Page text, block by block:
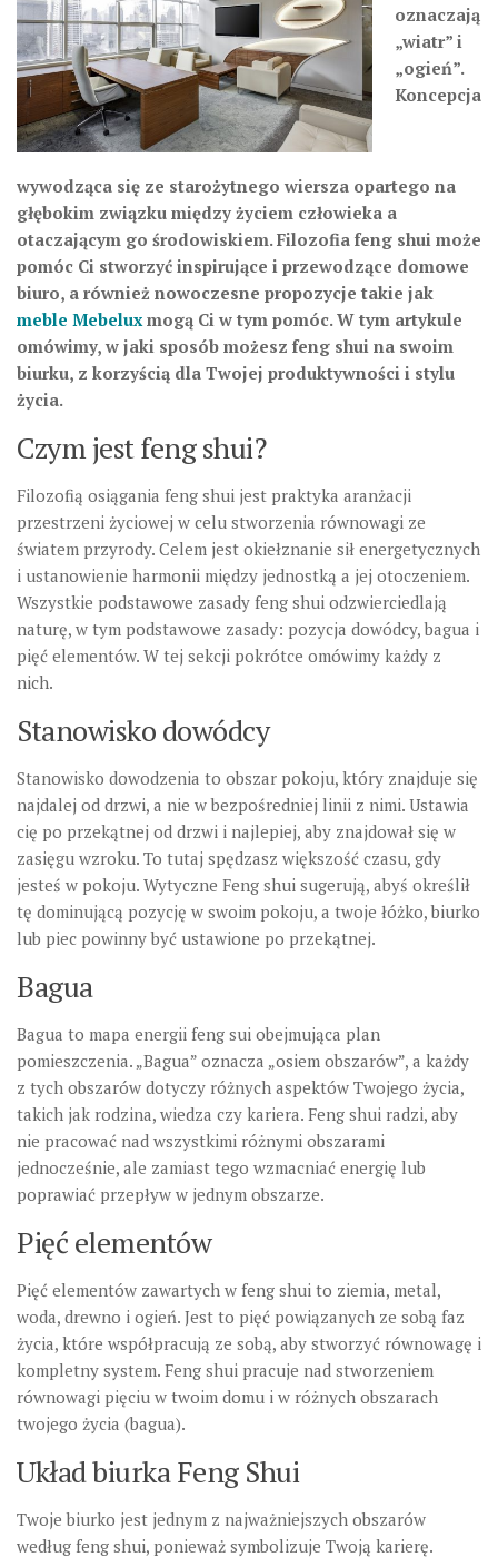
oznaczają
„wiatr” i
„ogień”.
Koncepcja
wywodząca się ze starożytnego wiersza opartego na
głębokim związku między życiem człowieka a
otaczającym go środowiskiem. Filozofia feng shui może
pomóc Ci stworzyć inspirujące i przewodzące domowe
biuro, a również nowoczesne propozycje takie jak
meble Mebelux mogą Ci w tym pomóc. W tym artykule
omówimy, w jaki sposób możesz feng shui na swoim
biurku, z korzyścią dla Twojej produktywności i stylu
życia.
Czym jest feng shui?
Filozofią osiągania feng shui jest praktyka aranżacji
przestrzeni życiowej w celu stworzenia równowagi ze
światem przyrody. Celem jest okiełznanie sił energetycznych
i ustanowienie harmonii między jednostką a jej otoczeniem.
Wszystkie podstawowe zasady feng shui odzwierciedlają
naturę, w tym podstawowe zasady: pozycja dowódcy, bagua i
pięć elementów. W tej sekcji pokrótce omówimy każdy z
nich.
Stanowisko dowódcy
Stanowisko dowodzenia to obszar pokoju, który znajduje się
najdalej od drzwi, a nie w bezpośredniej linii z nimi. Ustawia
cię po przekątnej od drzwi i najlepiej, aby znajdował się w
zasięgu wzroku. To tutaj spędzasz większość czasu, gdy
jesteś w pokoju. Wytyczne Feng shui sugerują, abyś określił
tę dominującą pozycję w swoim pokoju, a twoje łóżko, biurko
lub piec powinny być ustawione po przekątnej.
Bagua
Bagua to mapa energii feng sui obejmująca plan
pomieszczenia. „Bagua” oznacza „osiem obszarów”, a każdy
z tych obszarów dotyczy różnych aspektów Twojego życia,
takich jak rodzina, wiedza czy kariera. Feng shui radzi, aby
nie pracować nad wszystkimi różnymi obszarami
jednocześnie, ale zamiast tego wzmacniać energię lub
poprawiać przepływ w jednym obszarze.
Pięć elementów
Pięć elementów zawartych w feng shui to ziemia, metal,
woda, drewno i ogień. Jest to pięć powiązanych ze sobą faz
życia, które współpracują ze sobą, aby stworzyć równowagę i
kompletny system. Feng shui pracuje nad stworzeniem
równowagi pięciu w twoim domu i w różnych obszarach
twojego życia (bagua).
Układ biurka Feng Shui
Twoje biurko jest jednym z najważniejszych obszarów
według feng shui, ponieważ symbolizuje Twoją karierę.